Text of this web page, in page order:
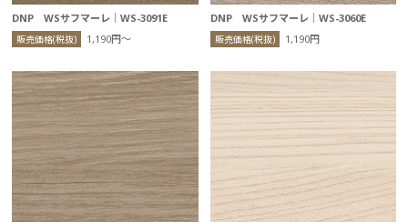
DNP WSサフマーレ｜WS-3091E
販売価格(税抜) 1,190円〜
DNP WSサフマーレ｜WS-3060E
販売価格(税抜) 1,190円